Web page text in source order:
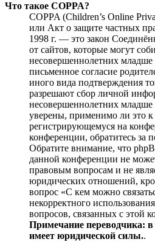
Что такое COPPA?
COPPA (Children’s Online
или Акт о защите частных
1998 г. — это закон
от сайтов, которые могут
несовершеннолетних младше
письменное согласие
иного вида подтверждения
разрешают сбор личной
несовершеннолетних
уверены, применимо ли это к
регистрирующемуся на
конференции, обратитесь за
Обратите внимание, что
данной конференции не
правовым вопросам и не
юридических отношений,
вопрос «С кем можно
некорректного
вопросов, связанных с этой
Примечание переводчика:
имеет юридической силы..